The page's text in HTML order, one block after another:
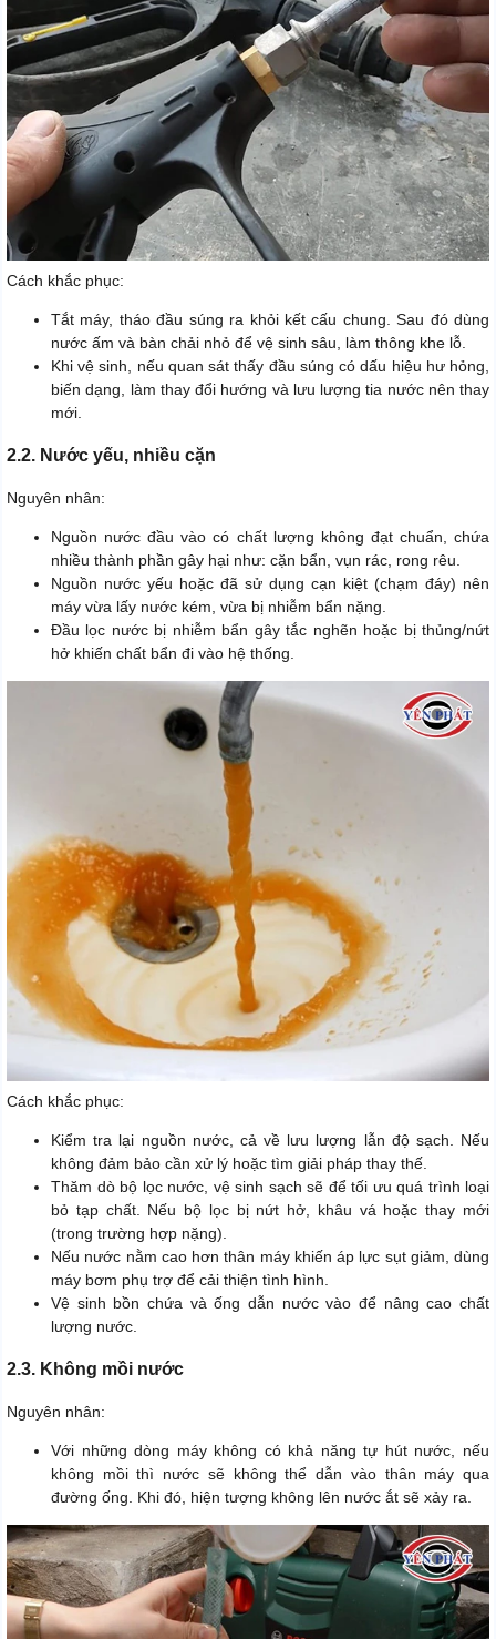
Cách khắc phục:
Tắt máy, tháo đầu súng ra khỏi kết cấu chung. Sau đó dùng
nước ấm và bàn chải nhỏ để vệ sinh sâu, làm thông khe lỗ.
Khi vệ sinh, nếu quan sát thấy đầu súng có dấu hiệu hư hỏng,
biến dạng, làm thay đổi hướng và lưu lượng tia nước nên thay
mới.
2.2. Nước yếu, nhiều cặn
Nguyên nhân:
Nguồn nước đầu vào có chất lượng không đạt chuẩn, chứa
nhiều thành phần gây hại như: cặn bẩn, vụn rác, rong rêu.
Nguồn nước yếu hoặc đã sử dụng cạn kiệt (chạm đáy) nên
máy vừa lấy nước kém, vừa bị nhiễm bẩn nặng.
Đầu lọc nước bị nhiễm bẩn gây tắc nghẽn hoặc bị thủng/nứt
hở khiến chất bẩn đi vào hệ thống.
Cách khắc phục:
Kiểm tra lại nguồn nước, cả về lưu lượng lẫn độ sạch. Nếu
không đảm bảo cần xử lý hoặc tìm giải pháp thay thế.
Thăm dò bộ lọc nước, vệ sinh sạch sẽ để tối ưu quá trình loại
bỏ tạp chất. Nếu bộ lọc bị nứt hở, khâu vá hoặc thay mới
(trong trường hợp nặng).
Nếu nước nằm cao hơn thân máy khiến áp lực sụt giảm, dùng
máy bơm phụ trợ để cải thiện tình hình.
Vệ sinh bồn chứa và ống dẫn nước vào để nâng cao chất
lượng nước.
2.3. Không mồi nước
Nguyên nhân:
Với những dòng máy không có khả năng tự hút nước, nếu
không mồi thì nước sẽ không thể dẫn vào thân máy qua
đường ống. Khi đó, hiện tượng không lên nước ắt sẽ xảy ra.